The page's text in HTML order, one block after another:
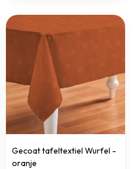
Gecoat tafeltextiel Wurfel -
oranje